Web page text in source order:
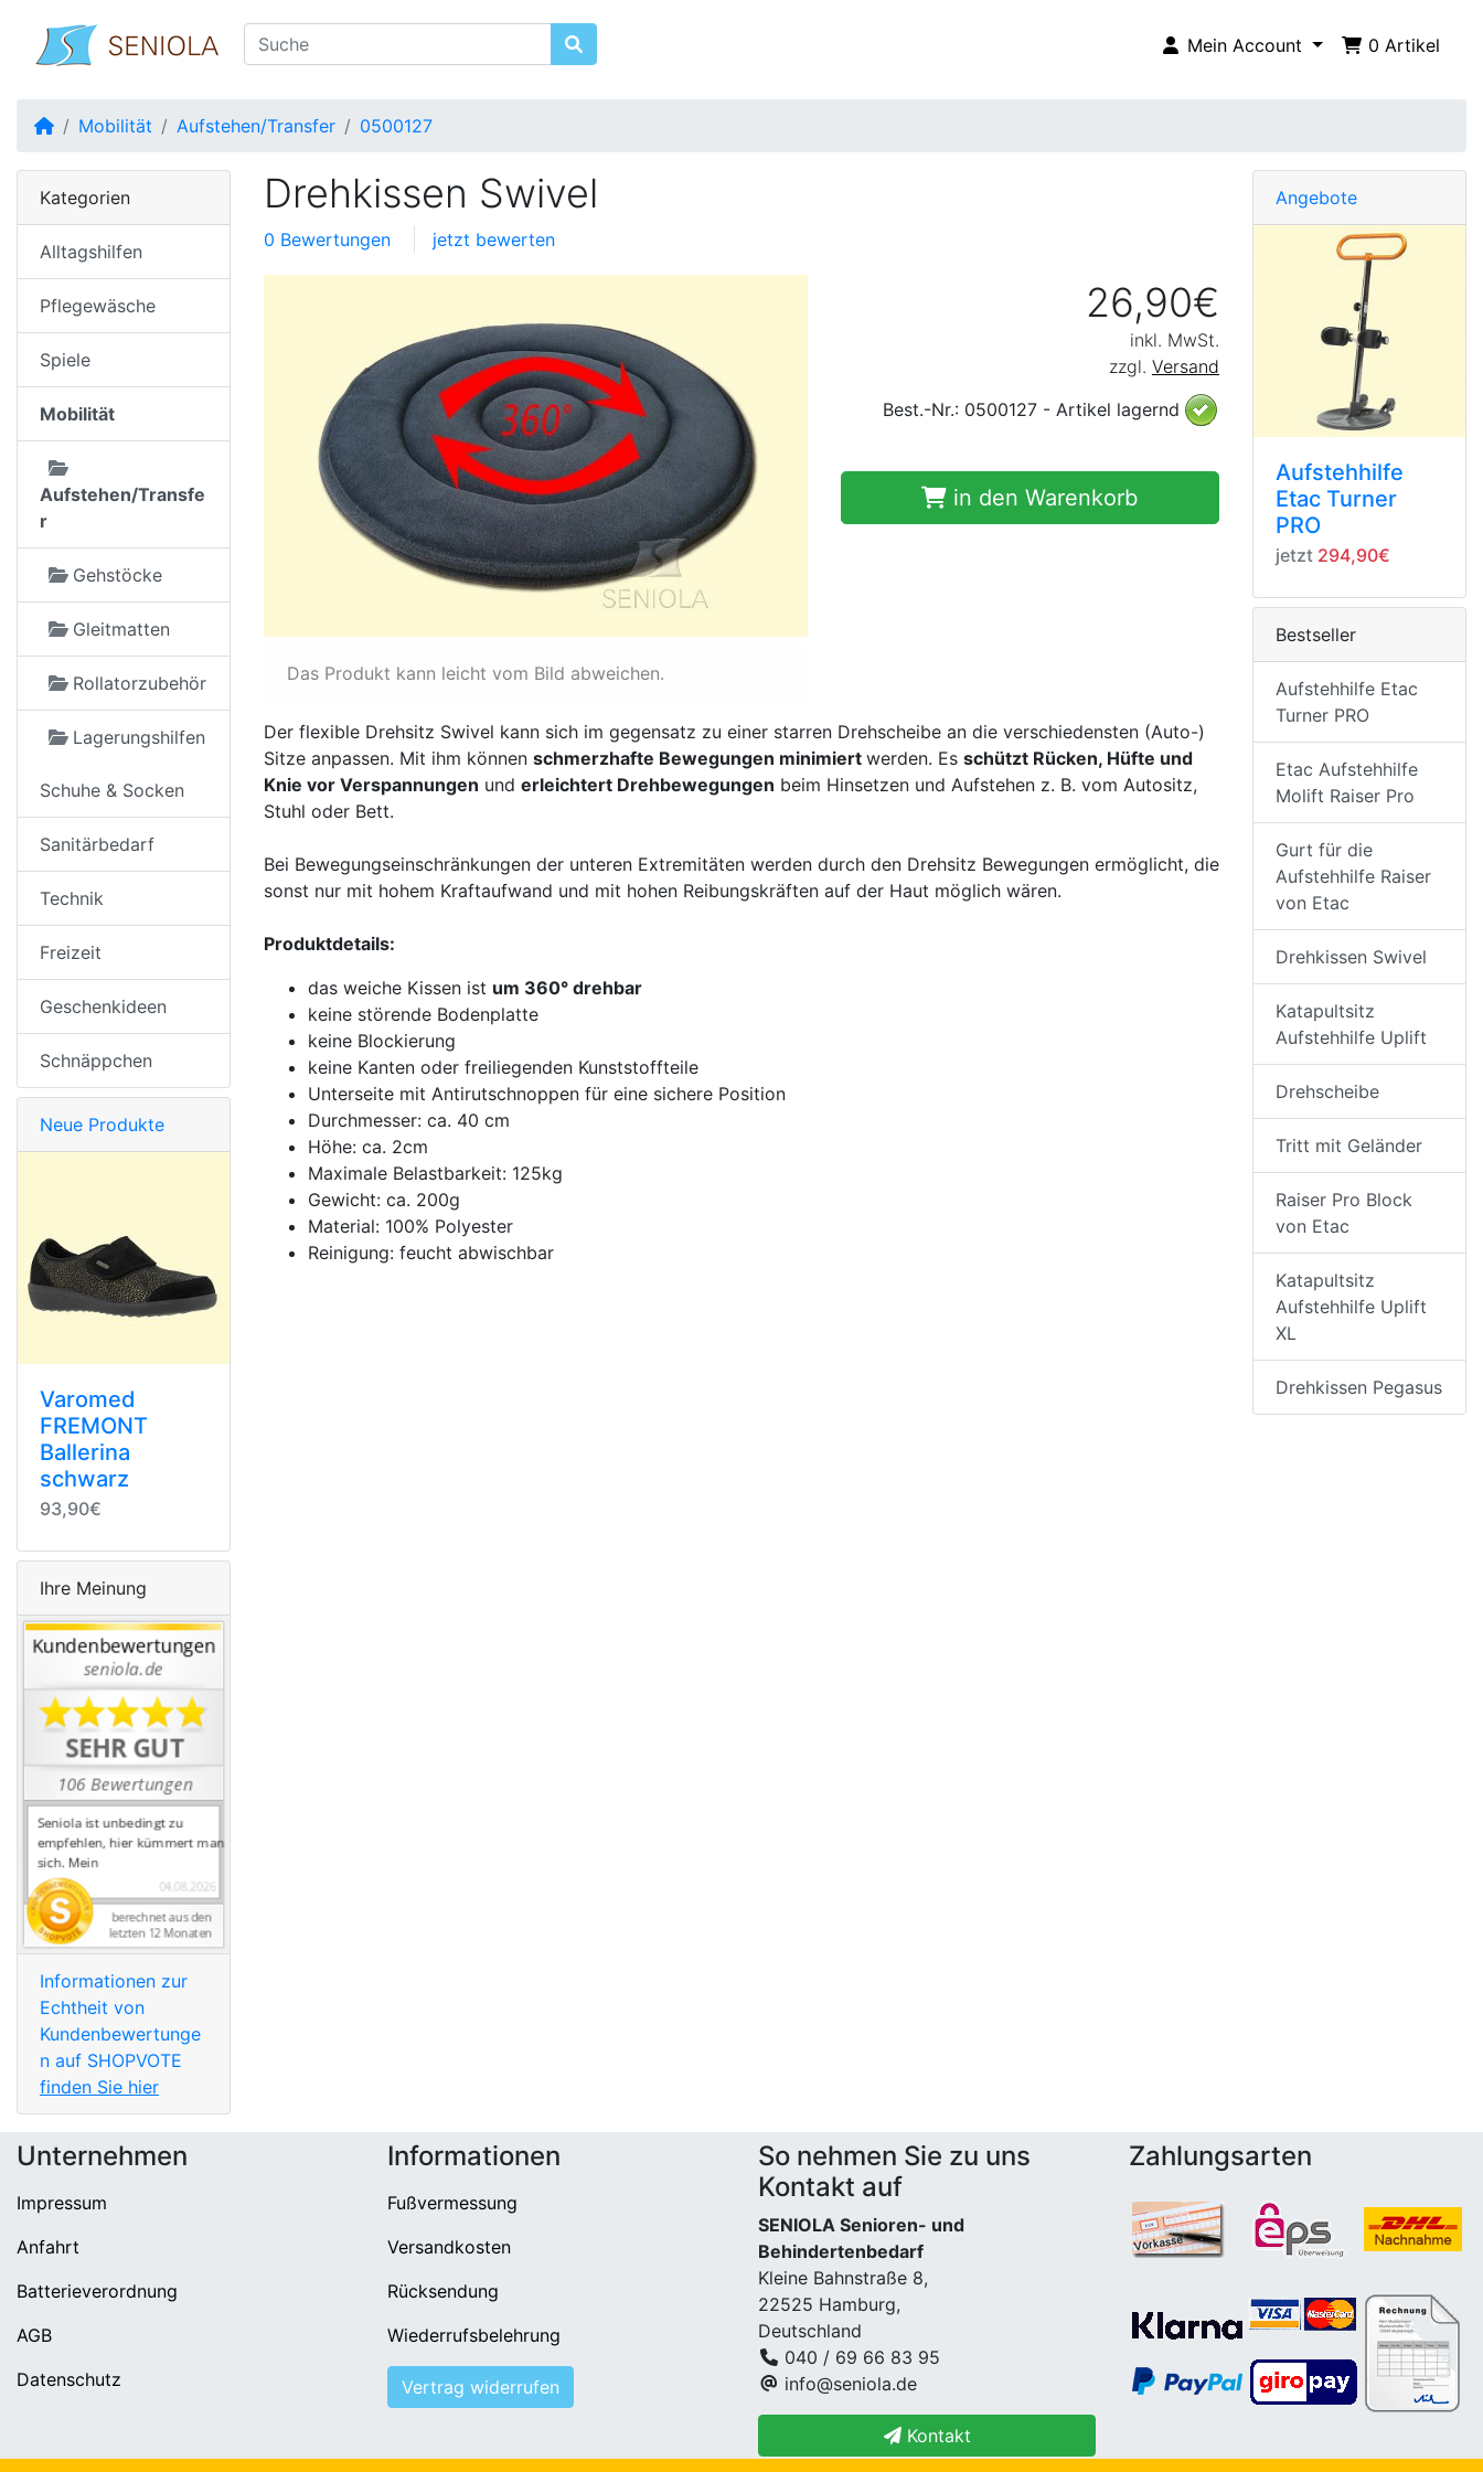
Mein Account 0 Artikel
Startseite
Mobilität Aufstehen/Transfer 0500127
Drehkissen Swivel
0 Bewertungen jetzt bewerten
Das Produkt kann leicht vom Bild abweichen.
26,90€
inkl. MwSt.
zzgl. Versand
Best.-Nr.: 0500127 - Artikel lagernd
in den Warenkorb
Der flexible Drehsitz Swivel kann sich im gegensatz zu einer starren Drehscheibe an die verschiedensten (Auto-)
Sitze anpassen. Mit ihm können schmerzhafte Bewegungen minimiert werden. Es schützt Rücken, Hüfte und
Knie vor Verspannungen und erleichtert Drehbewegungen beim Hinsetzen und Aufstehen z. B. vom Autositz,
Stuhl oder Bett.
Bei Bewegungseinschränkungen der unteren Extremitäten werden durch den Drehsitz Bewegungen ermöglicht, die
sonst nur mit hohem Kraftaufwand und mit hohen Reibungskräften auf der Haut möglich wären.
Produktdetails:
das weiche Kissen ist um 360° drehbar
keine störende Bodenplatte
keine Blockierung
keine Kanten oder freiliegenden Kunststoffteile
Unterseite mit Antirutschnoppen für eine sichere Position
Durchmesser: ca. 40 cm
Höhe: ca. 2cm
Maximale Belastbarkeit: 125kg
Gewicht: ca. 200g
Material: 100% Polyester
Reinigung: feucht abwischbar
Kategorien
Alltagshilfen
Pflegewäsche
Spiele
Mobilität
Aufstehen/Transfe
r
Gehstöcke
Gleitmatten
Rollatorzubehör
Lagerungshilfen
Schuhe & Socken
Sanitärbedarf
Technik
Freizeit
Geschenkideen
Schnäppchen
Neue Produkte
Varomed
FREMONT
Ballerina
schwarz
93,90€
Ihre Meinung
Informationen zur
Echtheit von
Kundenbewertunge
n auf SHOPVOTE
finden Sie hier
Angebote
Aufstehhilfe
Etac Turner
PRO
jetzt 294,90€
Bestseller
Aufstehhilfe Etac
Turner PRO
Etac Aufstehhilfe
Molift Raiser Pro
Gurt für die
Aufstehhilfe Raiser
von Etac
Drehkissen Swivel
Katapultsitz
Aufstehhilfe Uplift
Drehscheibe
Tritt mit Geländer
Raiser Pro Block
von Etac
Katapultsitz
Aufstehhilfe Uplift
XL
Drehkissen Pegasus
Unternehmen
Impressum
Anfahrt
Batterieverordnung
AGB
Datenschutz
Informationen
Fußvermessung
Versandkosten
Rücksendung
Wiederrufsbelehrung
Vertrag widerrufen
So nehmen Sie zu uns
Kontakt auf
SENIOLA Senioren- und
Behindertenbedarf
Kleine Bahnstraße 8,
22525 Hamburg,
Deutschland
040 / 69 66 83 95
info@seniola.de
Kontakt
Zahlungsarten